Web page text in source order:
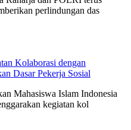
perlindungan das
Kolaborasi dengan
Dasar Pekerja Sosial
Mahasiswa Islam Indonesia
kegiatan kol